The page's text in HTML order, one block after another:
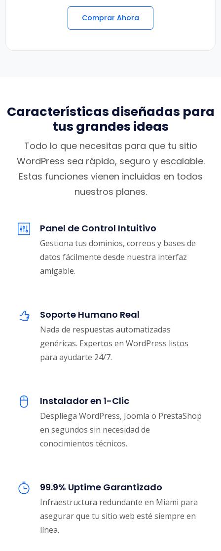
Comprar Ahora
Características diseñadas para
tus grandes ideas
Todo lo que necesitas para que tu sitio
WordPress sea rápido, seguro y escalable.
Estas funciones vienen incluidas en todos
nuestros planes.
Panel de Control Intuitivo
Gestiona tus dominios, correos y bases de
datos fácilmente desde nuestra interfaz
amigable.
Soporte Humano Real
Nada de respuestas automatizadas
genéricas. Expertos en WordPress listos
para ayudarte 24/7.
Instalador en 1-Clic
Despliega WordPress, Joomla o PrestaShop
en segundos sin necesidad de
conocimientos técnicos.
99.9% Uptime Garantizado
Infraestructura redundante en Miami para
asegurar que tu sitio web esté siempre en
línea.